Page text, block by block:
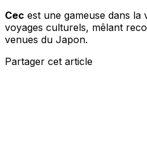
Cec est une gameuse dans
voyages culturels, mêlant
venues du Japon.
Partager cet article